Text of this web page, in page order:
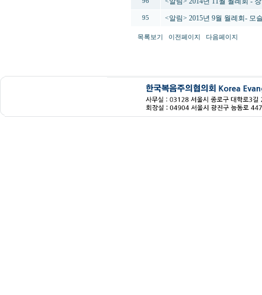
95 <알림> 2015년 9월 월례회- 모
목록보기 이전페이지 다음페이지